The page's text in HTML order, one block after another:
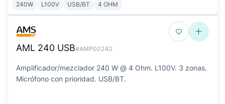
240W L100V USB/BT 4 OHM
AML 240 USB#AMP00240
Amplificador/mezclador 240 W @ 4 Ohm. L100V. 3 zonas.
Micrófono con prioridad. USB/BT.